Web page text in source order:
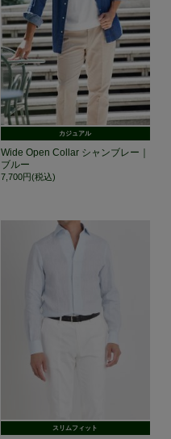
カジュアル
Wide Open Collar シャンブレー｜
ブルー
7,700円(税込)
スリムフィット